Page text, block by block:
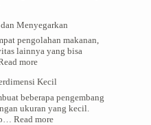
Menyegarkan
pengolahan makanan,
lainnya yang bisa
more:
Dapur
Lebih
Terasa
Segar
Kecil
beberapa pengembang
ukuran yang kecil.
Read more: